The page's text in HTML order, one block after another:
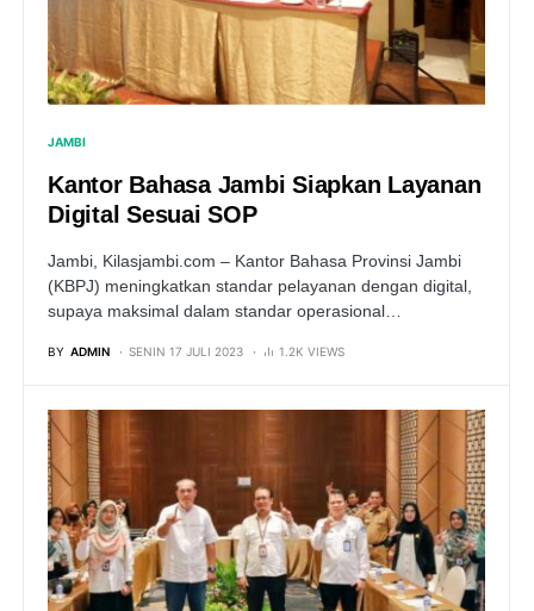
JAMBI
Kantor Bahasa Jambi Siapkan Layanan
Digital Sesuai SOP
Jambi, Kilasjambi.com – Kantor Bahasa Provinsi Jambi
(KBPJ) meningkatkan standar pelayanan dengan digital,
supaya maksimal dalam standar operasional…
BY ADMIN SENIN 17 JULI 2023 1.2K VIEWS